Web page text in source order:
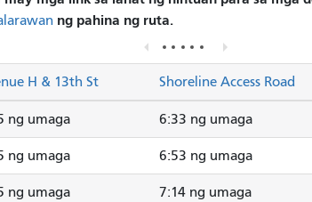
ng pahina ng ruta.
H & 13th St Shoreline Access Road
ng umaga 6:33 ng umaga
ng umaga 6:53 ng umaga
ng umaga 7:14 ng umaga